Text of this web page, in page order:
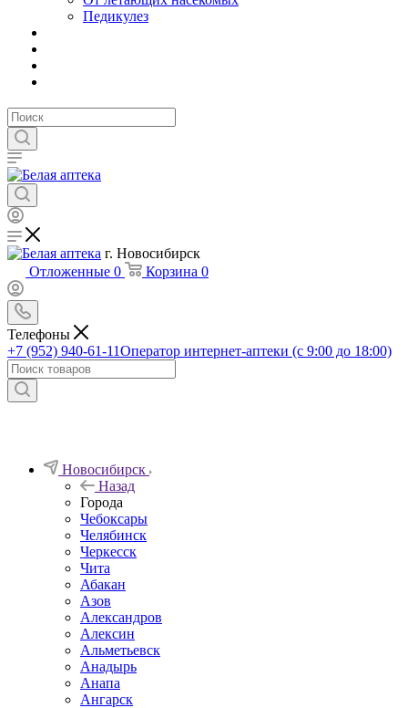
Педикулез
г. Новосибирск
Отложенные 0 Корзина 0
Телефоны
+7 (952) 940-61-11Оператор интернет-аптеки (с 9:00 до 18:00)
Новосибирск
Назад
Города
Чебоксары
Челябинск
Черкесск
Чита
Абакан
Азов
Александров
Алексин
Альметьевск
Анадырь
Анапа
Ангарск